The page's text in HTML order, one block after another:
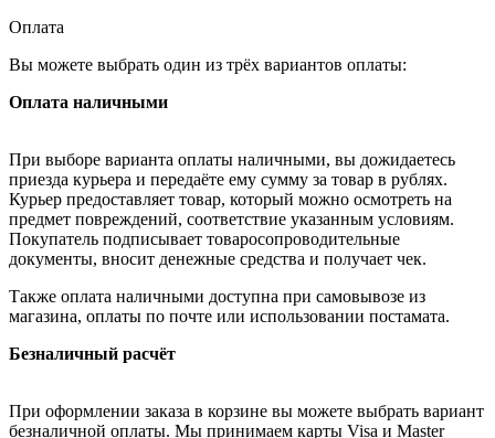
Оплата
Вы можете выбрать один из трёх вариантов оплаты:
Оплата наличными
При выборе варианта оплаты наличными, вы дожидаетесь
приезда курьера и передаёте ему сумму за товар в рублях.
Курьер предоставляет товар, который можно осмотреть на
предмет повреждений, соответствие указанным условиям.
Покупатель подписывает товаросопроводительные
документы, вносит денежные средства и получает чек.
Также оплата наличными доступна при самовывозе из
магазина, оплаты по почте или использовании постамата.
Безналичный расчёт
При оформлении заказа в корзине вы можете выбрать вариант
безналичной оплаты. Мы принимаем карты Visa и Master